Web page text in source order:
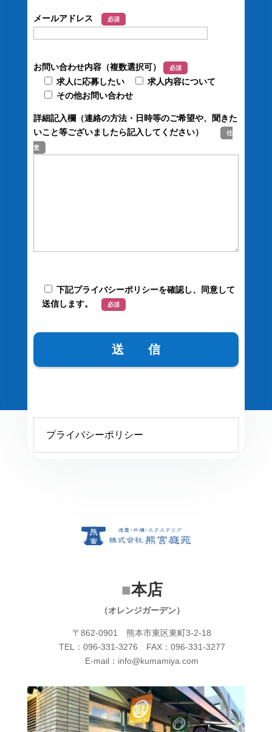
メールアドレス 必須
お問い合わせ内容（複数選択可） 必須
求人に応募したい
求人内容について
その他お問い合わせ
詳細記入欄（連絡の方法・日時等のご希望や、聞きた
いこと等ございましたら記入してください）
任
意
下記プライバシーポリシーを確認し、同意して
送信します。
必須
プライバシーポリシー
■本店
（オレンジガーデン）
〒862-0901 熊本市東区東町3-2-18
TEL：096-331-3276 FAX：096-331-3277
E-mail：info@kumamiya.com